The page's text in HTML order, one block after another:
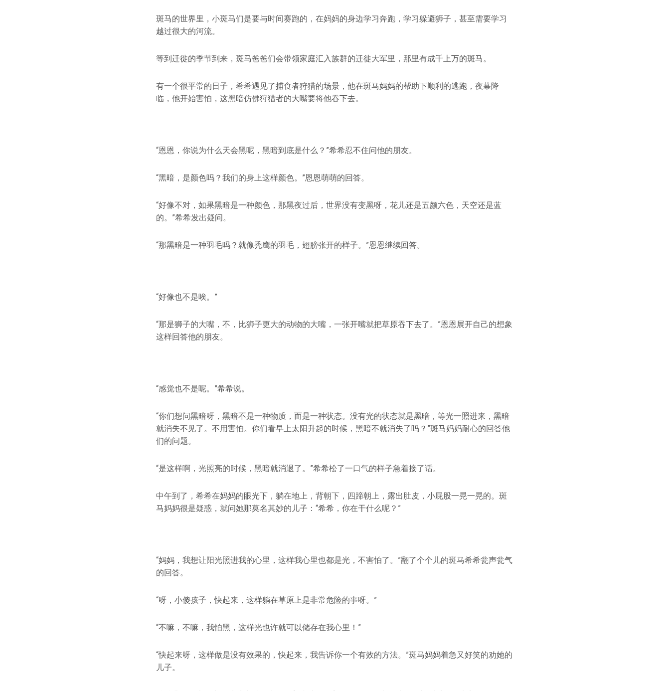
斑马的世界里，小斑马们是要与时间赛跑的，在妈妈的身边学习奔跑，学习躲避狮子，甚至需要学习
越过很大的河流。
等到迁徙的季节到来，斑马爸爸们会带领家庭汇入族群的迁徙大军里，那里有成千上万的斑马。
有一个很平常的日子，希希遇见了捕食者狩猎的场景，他在斑马妈妈的帮助下顺利的逃跑，夜幕降
临，他开始害怕，这黑暗仿佛狩猎者的大嘴要将他吞下去。
“恩恩，你说为什么天会黑呢，黑暗到底是什么？”希希忍不住问他的朋友。
“黑暗，是颜色吗？我们的身上这样颜色。”恩恩萌萌的回答。
“好像不对，如果黑暗是一种颜色，那黑夜过后，世界没有变黑呀，花儿还是五颜六色，天空还是蓝
的。”希希发出疑问。
“那黑暗是一种羽毛吗？就像秃鹰的羽毛，翅膀张开的样子。”恩恩继续回答。
“好像也不是唉。”
“那是狮子的大嘴，不，比狮子更大的动物的大嘴，一张开嘴就把草原吞下去了。”恩恩展开自己的想象
这样回答他的朋友。
“感觉也不是呢。”希希说。
“你们想问黑暗呀，黑暗不是一种物质，而是一种状态。没有光的状态就是黑暗，等光一照进来，黑暗
就消失不见了。不用害怕。你们看早上太阳升起的时候，黑暗不就消失了吗？”斑马妈妈耐心的回答他
们的问题。
“是这样啊，光照亮的时候，黑暗就消退了。”希希松了一口气的样子急着接了话。
中午到了，希希在妈妈的眼光下，躺在地上，背朝下，四蹄朝上，露出肚皮，小屁股一晃一晃的。斑
马妈妈很是疑惑，就问她那莫名其妙的儿子：“希希，你在干什么呢？”
“妈妈，我想让阳光照进我的心里，这样我心里也都是光，不害怕了。”翻了个个儿的斑马希希瓮声瓮气
的回答。
“呀，小傻孩子，快起来，这样躺在草原上是非常危险的事呀。”
“不嘛，不嘛，我怕黑，这样光也许就可以储存在我心里！”
“快起来呀，这样做是没有效果的，快起来，我告诉你一个有效的方法。”斑马妈妈着急又好笑的劝她的
儿子。